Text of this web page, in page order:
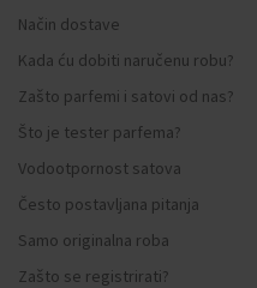
Način dostave
Kada ću dobiti naručenu robu?
Zašto parfemi i satovi od nas?
Što je tester parfema?
Vodootpornost satova
Često postavljana pitanja
Samo originalna roba
Zašto se registrirati?